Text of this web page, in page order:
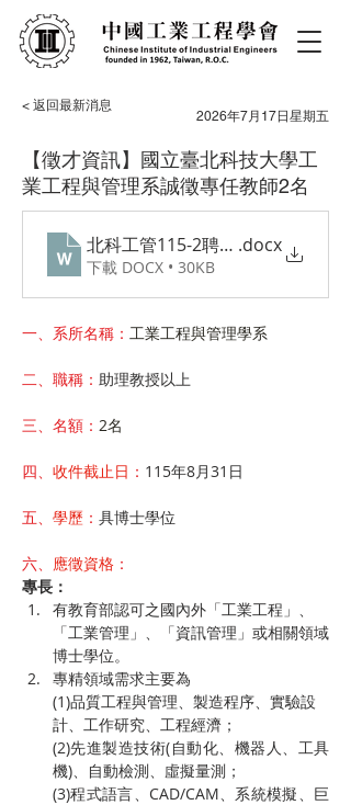
< 返回最新消息
2026年7月17日星期五
【徵才資訊】國立臺北科技大學工
業工程與管理系誠徵專任教師2名
北科工管115-2聘任專任教師徵才
.docx
下載 DOCX • 30KB
一、系所名稱： 工業工程與管理學系
二、職稱： 助理教授以上
三、名額： 2名
四、 收件截止日 ： 115年8月31日
五、 學歷 ： 具博士學位
六、 應徵資格 ：
專長：
有教育部認可之國內外「工業工程」、
「工業管理」、「資訊管理」或相關領域
博士學位。
專精領域需求主要為
(1)品質工程與管理、製造程序、實驗設
計、工作研究、工程經濟；
(2)先進製造技術(自動化、機器人、工具
機)、自動檢測、虛擬量測；
(3)程式語言、CAD/CAM、系統模擬、巨